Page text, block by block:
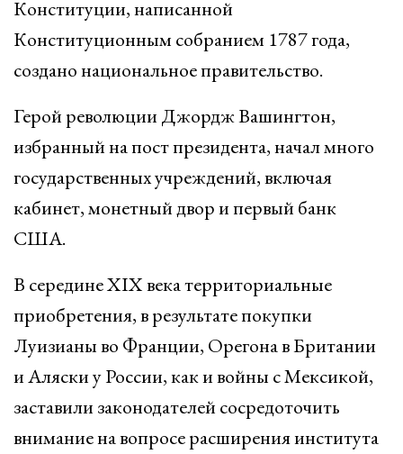
Конституции, написанной
Конституционным собранием 1787 года,
создано национальное правительство.
Герой революции Джордж Вашингтон,
избранный на пост президента, начал много
государственных учреждений, включая
кабинет, монетный двор и первый банк
США.
В середине XIX века территориальные
приобретения, в результате покупки
Луизианы во Франции, Орегона в Британии
и Аляски у России, как и войны с Мексикой,
заставили законодателей сосредоточить
внимание на вопросе расширения института